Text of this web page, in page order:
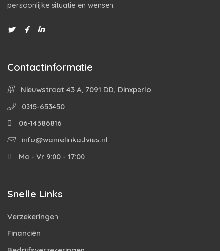
persoonlijke situatie en wensen.
Contactinformatie
Nieuwstraat 43 A, 7091 DD, Dinxperlo
0315-653450
06-14386816
info@wamelinkadvies.nl
Ma - Vr 9:00 - 17:00
Snelle Links
Verzekeringen
Financiën